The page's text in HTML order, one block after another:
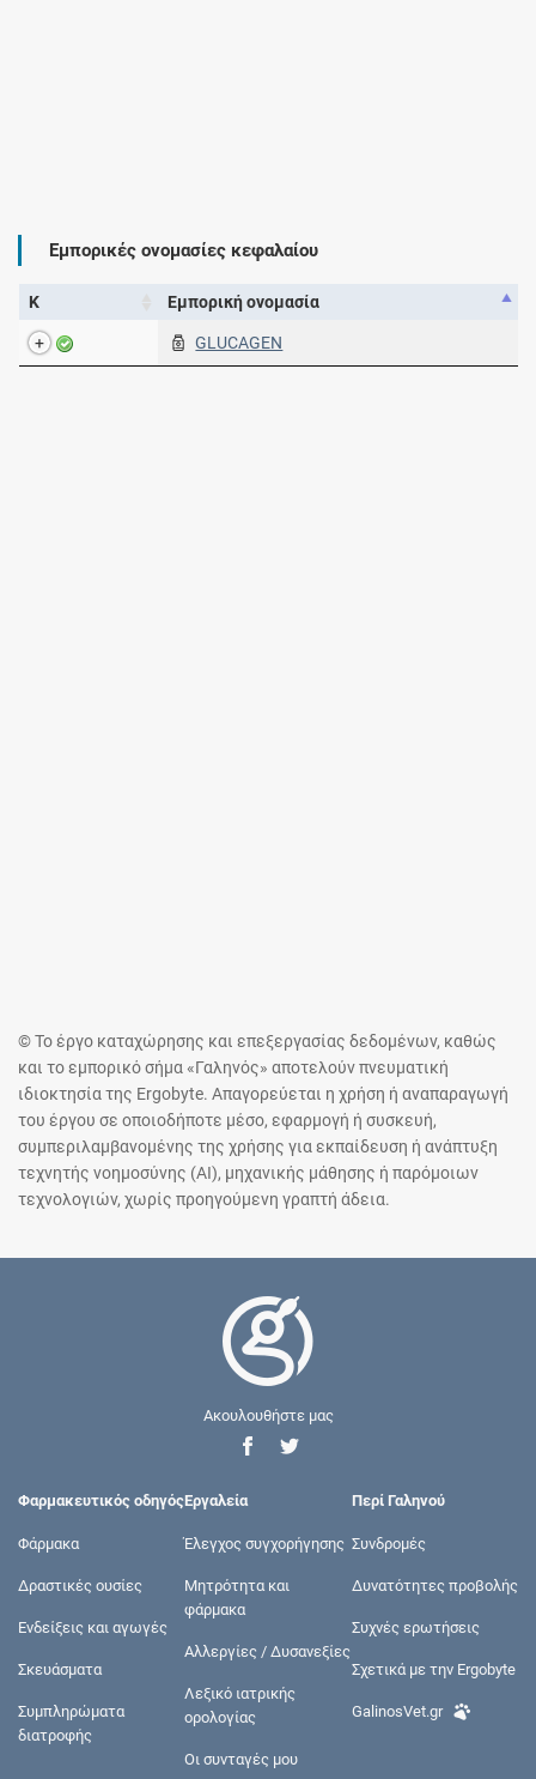
Εμπορικές ονομασίες κεφαλαίου
Κ Εμπορική ονομασία
GLUCAGEN
© Το έργο καταχώρησης και επεξεργασίας δεδομένων, καθώς
και το εμπορικό σήμα «Γαληνός» αποτελούν πνευματική
ιδιοκτησία της Ergobyte. Απαγορεύεται η χρήση ή αναπαραγωγή
του έργου σε οποιοδήποτε μέσο, εφαρμογή ή συσκευή,
συμπεριλαμβανομένης της χρήσης για εκπαίδευση ή ανάπτυξη
τεχνητής νοημοσύνης (AI), μηχανικής μάθησης ή παρόμοιων
τεχνολογιών, χωρίς προηγούμενη γραπτή άδεια.
Ακουλουθήστε μας
Φαρμακευτικός οδηγός
Φάρμακα
Δραστικές ουσίες
Ενδείξεις και αγωγές
Σκευάσματα
Συμπληρώματα
διατροφής
Εργαλεία
Έλεγχος συγχορήγησης
Μητρότητα και
φάρμακα
Αλλεργίες / Δυσανεξίες
Λεξικό ιατρικής
ορολογίας
Οι συνταγές μου
Περί Γαληνού
Συνδρομές
Δυνατότητες προβολής
Συχνές ερωτήσεις
Σχετικά με την Ergobyte
GalinosVet.gr